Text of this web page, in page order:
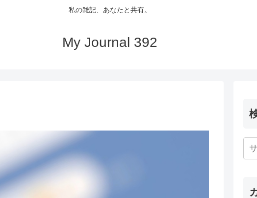
私の雑記、あなたと共有。
My Journal 392